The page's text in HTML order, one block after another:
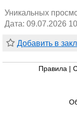
Уникальных
Дата: 09.07.2026
Добавить в
Правила